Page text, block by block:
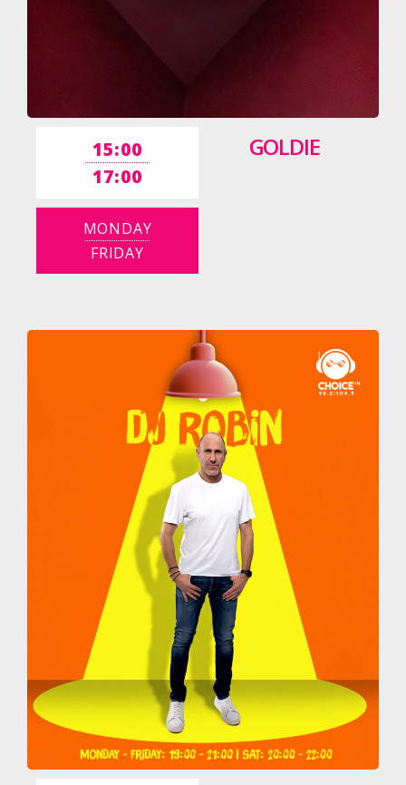
15:00
17:00
MONDAY
FRIDAY
GOLDIE